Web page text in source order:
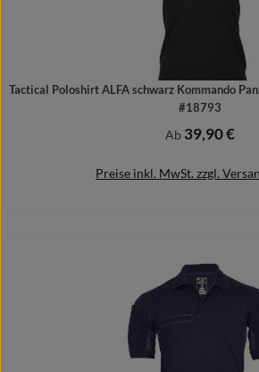
Tactical Poloshirt ALFA schwarz Kommando
#18793
Regulärer Preis:
Ab 39,90 €
Preise inkl. MwSt. zzgl.
Details